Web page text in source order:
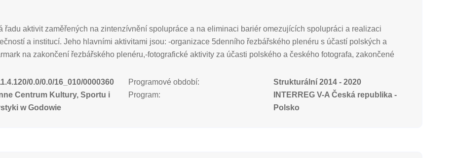
řadu aktivit zaměřených na zintenzívnění spolupráce a na eliminaci bariér omezujících spolupráci a realizaci
a institucí. Jeho hlavními aktivitami jsou: -organizace 5denního řezbářského plenéru s účastí polských a
na zakončení řezbářského plenéru,-fotografické aktivity za účasti polského a českého fotografa, zakončené
0.0/0.0/16_010/0000360
Centrum Kultury, Sportu i
w Godowie
Programové období:
Strukturální 2014 - 2020
Program:
INTERREG V-A Česká republika -
Polsko